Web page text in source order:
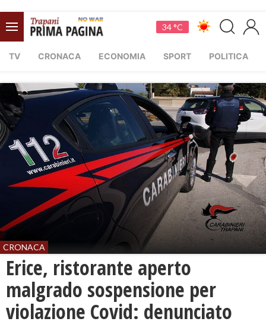
34 °C
TV CRONACA ECONOMIA SPORT POLITICA
CRONACA
Erice, ristorante aperto
malgrado sospensione per
violazione Covid: denunciato